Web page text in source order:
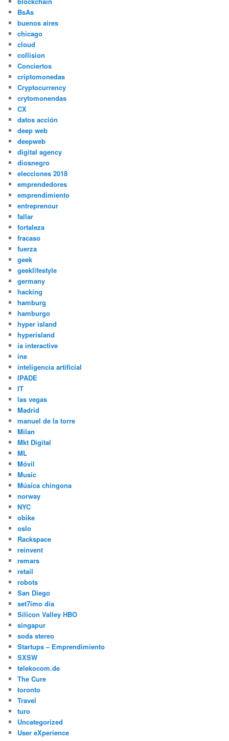
BsAs
buenos aires
chicago
cloud
collision
Conciertos
criptomonedas
Cryptocurrency
crytomonendas
CX
datos acción
deep web
deepweb
digital agency
diosnegro
elecciones 2018
emprendedores
emprendimiento
entreprenour
fallar
fortaleza
fracaso
fuerza
geek
geeklifestyle
germany
hacking
hamburg
hamburgo
hyper island
hyperisland
ia interactive
ine
inteligencia artificial
IPADE
IT
las vegas
Madrid
manuel de la torre
Milan
Mkt Digital
ML
Móvil
Music
Música chingona
norway
NYC
obike
oslo
Rackspace
reinvent
remars
retail
robots
San Diego
set7imo día
Silicon Valley HBO
singapur
soda stereo
Startups – Emprendimiento
SXSW
telekocom.de
The Cure
toronto
Travel
turo
Uncategorized
User eXperience